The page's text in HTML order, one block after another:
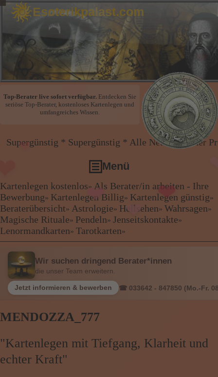
❤
❤
❤ ❤
❤
❤
Esoterikpalast.com
Top-Berater live sofort verfügbar.Entdecken Sie
seriöse Top-Berater, kostenloses Kartenlegen und
umfangreiches Wissen.
* Supergünstig * Alle Netze gleicher Preis *
Menü
Kartenlegen kostenlos
Als Berater/in arbeiten - Ihre Bewerbung
Kartenlegen Billig
Kartenlegen günstig
Beraterübersicht
Astrologie
Hellsehen
Wahrsagen
Magische Rituale
Pendeln
Lenormandkarten
Menü: Beraterübersicht Kategorien
Kartenlegen kostenlos» Als Berater/in arbeiten - Ihre
Bewerbung» Kartenlegen Billig» Kartenlegen günstig»
Beraterübersicht» Astrologie» Hellsehen» Wahrsagen»
Magische Rituale» Pendeln» Jenseitskontakte»
Lenormandkarten» Tarotkarten»
Wir suchen dringend Berater*innen
die unser Team erweitern.
Jetzt informieren & bewerben ☎ 033642 - 847850 (Mo.-Fr.
MENDOZZA_777
"Kartenlegen mit Tiefgang, Klarheit und
echter Kraft"